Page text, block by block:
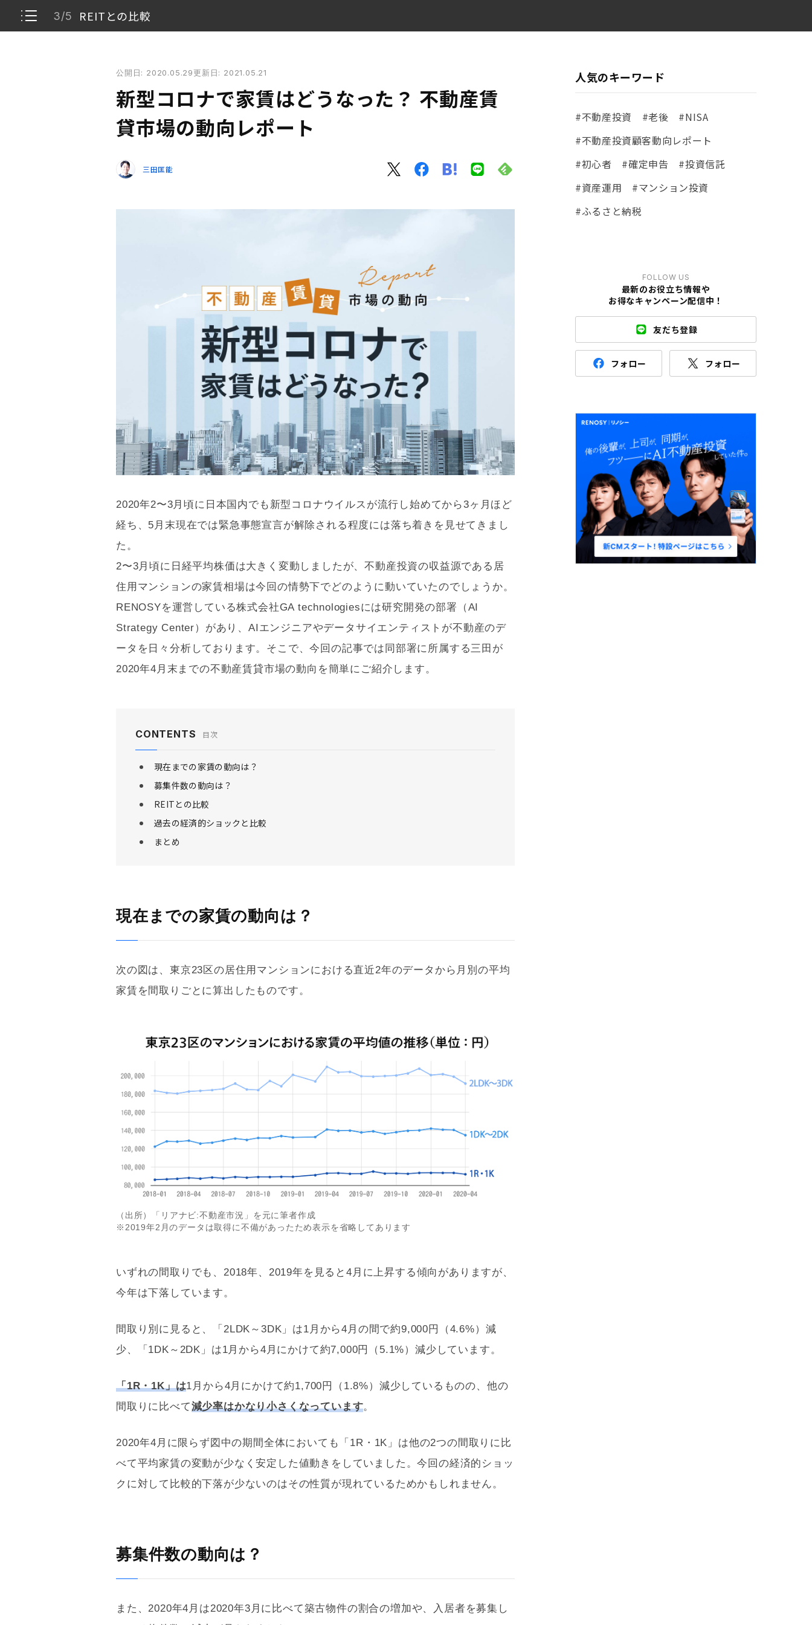
3/5 REITとの比較
現在までの家賃の動向は？
募集件数の動向は？
過去の経済的ショックと比較
公開日: 2020.05.29更新日: 2021.05.21
新型コロナで家賃はどうなった？ 不動産賃
貸市場の動向レポート
三田匡能
2020年2〜3月頃に日本国内でも新型コロナウイルスが流行し始めてから3ヶ月ほど
経ち、5月末現在では緊急事態宣言が解除される程度には落ち着きを見せてきまし
た。
2〜3月頃に日経平均株価は大きく変動しましたが、不動産投資の収益源である居
住用マンションの家賃相場は今回の情勢下でどのように動いていたのでしょうか。
RENOSYを運営している株式会社GA technologiesには研究開発の部署（AI
Strategy Center）があり、AIエンジニアやデータサイエンティストが不動産のデ
ータを日々分析しております。そこで、今回の記事では同部署に所属する三田が
2020年4月末までの不動産賃貸市場の動向を簡単にご紹介します。
CONTENTS 目次
現在までの家賃の動向は？
募集件数の動向は？
REITとの比較
過去の経済的ショックと比較
まとめ
現在までの家賃の動向は？
次の図は、東京23区の居住用マンションにおける直近2年のデータから月別の平均
家賃を間取りごとに算出したものです。
（出所）「リアナビ:不動産市況」を元に筆者作成
※2019年2月のデータは取得に不備があったため表示を省略してあります
いずれの間取りでも、2018年、2019年を見ると4月に上昇する傾向がありますが、
今年は下落しています。
間取り別に見ると、「2LDK ～3DK」は1月から4月の間で約9,000円（4.6%）減
少、「1DK～2DK」は1月から4月にかけて約7,000円（5.1%）減少しています。
「1R・1K」は1月から4月にかけて約1,700円（1.8%）減少しているものの、他の
間取りに比べて減少率はかなり小さくなっています。
2020年4月に限らず図中の期間全体においても「1R・1K」は他の2つの間取りに比
べて平均家賃の変動が少なく安定した値動きをしていました。今回の経済的ショッ
クに対して比較的下落が少ないのはその性質が現れているためかもしれません。
募集件数の動向は？
また、2020年4月は2020年3月に比べて築古物件の割合の増加や、入居者を募集し
人気のキーワード
#不動産投資 #老後
#NISA
#不動産投資顧客動向レポート
#初心者
#確定申告
#投資信託
#資産運用
#マンション投資
#ふるさと納税
FOLLOW US
最新のお役立ち情報や
お得なキャンペーン配信中！
友だち登録
フォロー フォロー